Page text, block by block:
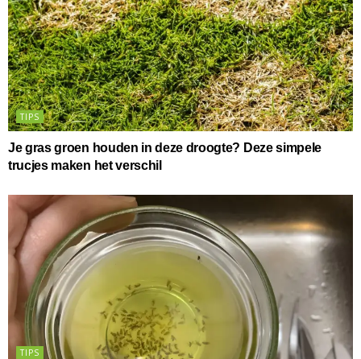
TIPS
Je gras groen houden in deze droogte? Deze simpele
trucjes maken het verschil
TIPS